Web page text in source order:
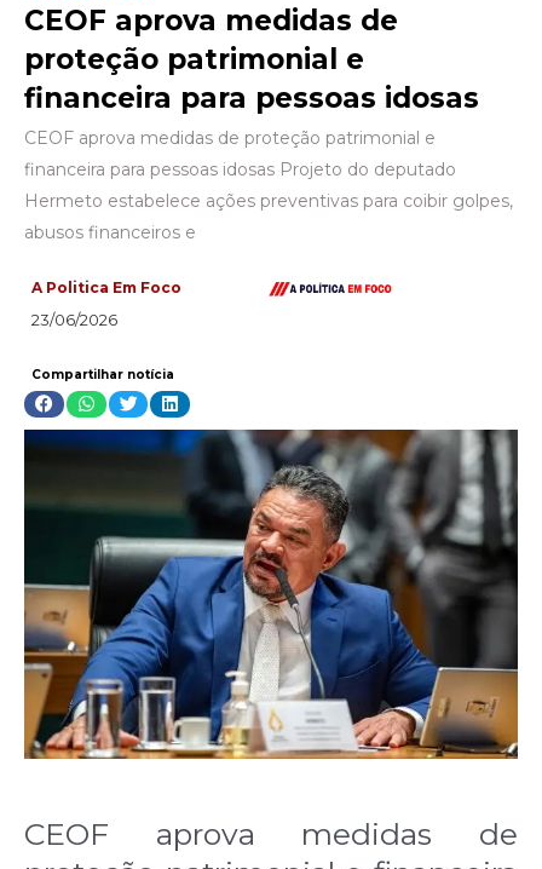
CEOF aprova medidas de
proteção patrimonial e
financeira para pessoas idosas
CEOF aprova medidas de proteção patrimonial e
financeira para pessoas idosas Projeto do deputado
Hermeto estabelece ações preventivas para coibir golpes,
abusos financeiros e
A Politica Em Foco
23/06/2026
Compartilhar notícia
CEOF aprova medidas de